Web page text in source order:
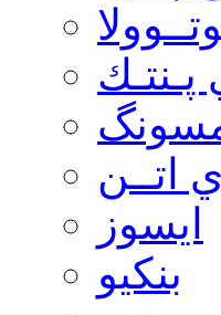
اتــن
ایسوز
بنکیو